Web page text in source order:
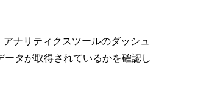
ナリティクスツールのダッシュ
タが取得されているかを確認し